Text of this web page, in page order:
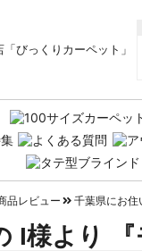
品レビュー 千葉県にお住
I様より